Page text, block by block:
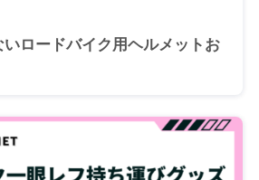
ロードバイク用ヘルメットお